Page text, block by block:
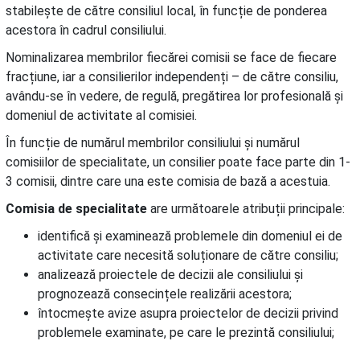
stabilește de către consiliul local, în funcție de ponderea
acestora în cadrul consiliului.
Nominalizarea membrilor fiecărei comisii se face de fiecare
fracțiune, iar a consilierilor independenți – de către consiliu,
avându-se în vedere, de regulă, pregătirea lor profesională și
domeniul de activitate al comisiei.
În funcție de numărul membrilor consiliului și numărul
comisiilor de specialitate, un consilier poate face parte din 1-
3 comisii, dintre care una este comisia de bază a acestuia.
Comisia de specialitate are următoarele atribuții principale:
identifică și examinează problemele din domeniul ei de
activitate care necesită soluționare de către consiliu;
analizează proiectele de decizii ale consiliului și
prognozează consecințele realizării acestora;
întocmește avize asupra proiectelor de decizii privind
problemele examinate, pe care le prezintă consiliului;